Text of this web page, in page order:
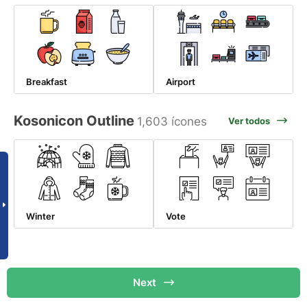
Breakfast Airport
Kosonicon Outline 1,603 ícones Ver todos
Winter Vote
Next